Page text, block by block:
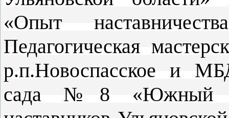
«Опыт
Педагогическая
р.п.Новоспасское и
сада №8 «Южный